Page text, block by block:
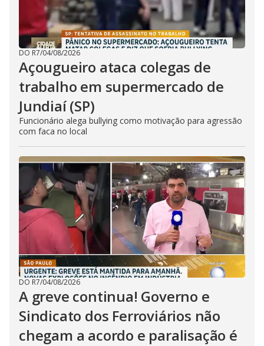
DO R7/04/08/2026
Açougueiro ataca colegas de
trabalho em supermercado de
Jundiaí (SP)
Funcionário alega bullying como motivação para agressão
com faca no local
DO R7/04/08/2026
A greve continua! Governo e
Sindicato dos Ferroviários não
chegam a acordo e paralisação é